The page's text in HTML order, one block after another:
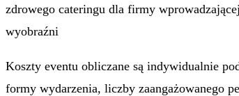
zdrowego cateringu dla firmy
wyobraźni
Koszty eventu obliczane są indywidualnie
formy wydarzenia, liczby zaangażowanego